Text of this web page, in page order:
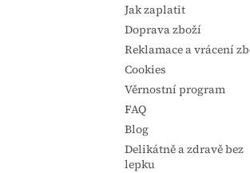
Jak zaplatit
Doprava zboží
Reklamace a vrácení
Cookies
Věrnostní program
FAQ
Blog
Delikátně a zdravě bez
lepku